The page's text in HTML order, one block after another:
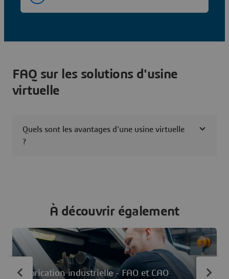
FAQ sur les solutions d'usine
virtuelle
Quels sont les avantages d'une usine virtuelle
?
À découvrir également
Fabrication industrielle - FAO et CAO